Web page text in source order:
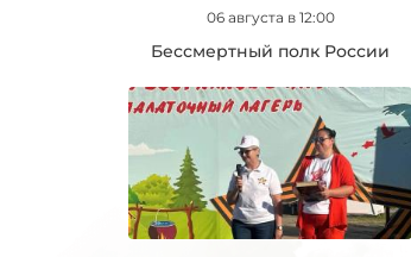
06 августа в 12:00
Бессмертный полк России